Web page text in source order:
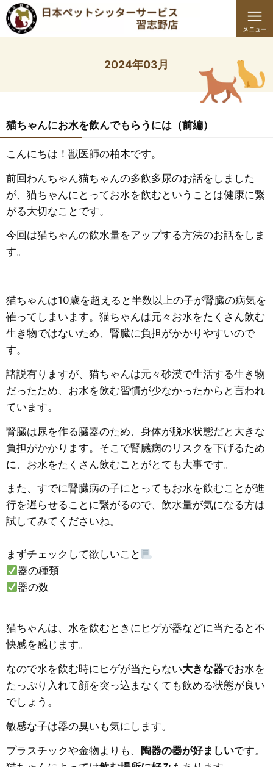
2024年03月
猫ちゃんにお水を飲んでもらうには（前編）
こんにちは！獣医師の柏木です。
前回わんちゃん猫ちゃんの多飲多尿のお話をしました
が、猫ちゃんにとってお水を飲むということは健康に繋
がる大切なことです。
今回は猫ちゃんの飲水量をアップする方法のお話をしま
す。
猫ちゃんは10歳を超えると半数以上の子が腎臓の病気を
罹ってしまいます。猫ちゃんは元々お水をたくさん飲む
生き物ではないため、腎臓に負担がかかりやすいので
す。
諸説有りますが、猫ちゃんは元々砂漠で生活する生き物
だったため、お水を飲む習慣が少なかったからと言われ
ています。
腎臓は尿を作る臓器のため、身体が脱水状態だと大きな
負担がかかります。そこで腎臓病のリスクを下げるため
に、お水をたくさん飲むことがとても大事です。
また、すでに腎臓病の子にとってもお水を飲むことが進
行を遅らせることに繋がるので、飲水量が気になる方は
試してみてくださいね。
まずチェックして欲しいこと
器の種類
器の数
猫ちゃんは、水を飲むときにヒゲが器などに当たると不
快感を感じます。
なので水を飲む時にヒゲが当たらない大きな器でお水を
たっぷり入れて顔を突っ込まなくても飲める状態が良い
でしょう。
敏感な子は器の臭いも気にします。
プラスチックや金物よりも、 陶器の器が好ましいです。